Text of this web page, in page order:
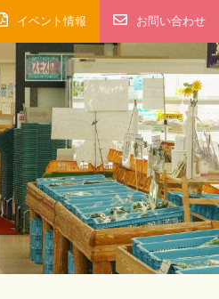
イベント情報 お問い合わせ